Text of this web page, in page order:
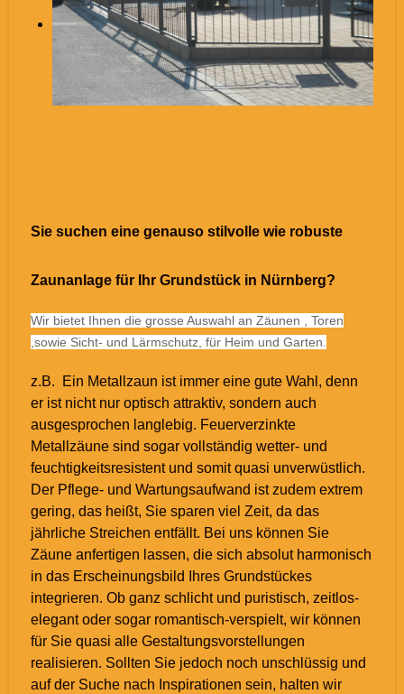
Sie suchen eine genauso stilvolle wie robuste
Zaunanlage für Ihr Grundstück in Nürnberg?
Wir bietet Ihnen die grosse Auswahl an Zäunen , Toren
,sowie Sicht- und Lärmschutz, für Heim und Garten.
z.B. Ein Metallzaun ist immer eine gute Wahl, denn
er ist nicht nur optisch attraktiv, sondern auch
ausgesprochen langlebig. Feuerverzinkte
Metallzäune sind sogar vollständig wetter- und
feuchtigkeitsresistent und somit quasi unverwüstlich.
Der Pflege- und Wartungsaufwand ist zudem extrem
gering, das heißt, Sie sparen viel Zeit, da das
jährliche Streichen entfällt. Bei uns können Sie
Zäune anfertigen lassen, die sich absolut harmonisch
in das Erscheinungsbild Ihres Grundstückes
integrieren. Ob ganz schlicht und puristisch, zeitlos-
elegant oder sogar romantisch-verspielt, wir können
für Sie quasi alle Gestaltungsvorstellungen
realisieren. Sollten Sie jedoch noch unschlüssig und
auf der Suche nach Inspirationen sein, halten wir